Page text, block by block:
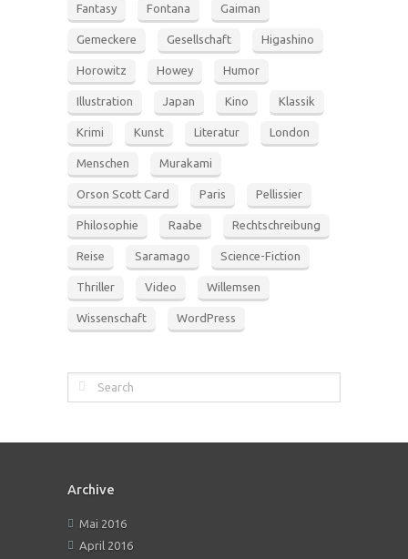
Fantasy Fontana Gaiman
Gemeckere Gesellschaft Higashino
Horowitz Howey Humor
Illustration Japan Kino Klassik
Krimi Kunst Literatur London
Menschen Murakami
Orson Scott Card Paris Pellissier
Philosophie Raabe Rechtschreibung
Reise Saramago Science-Fiction
Thriller Video Willemsen
Wissenschaft WordPress
Archive
Mai 2016
April 2016